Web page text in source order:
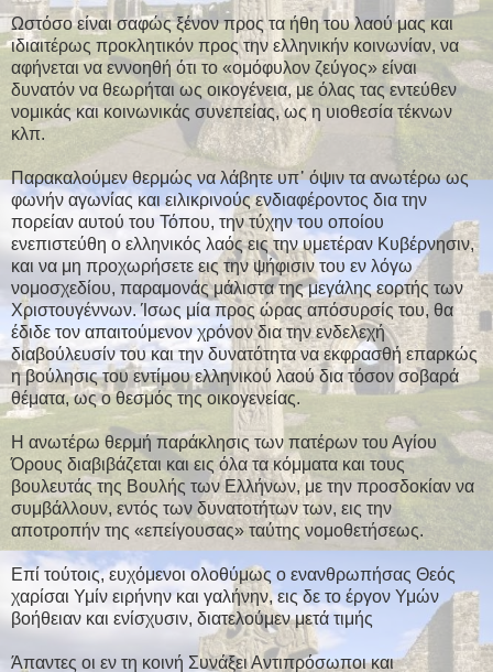
Ωστόσο είναι σαφώς ξένον προς τα ήθη του λαού μας και
ιδιαιτέρως προκλητικόν προς την ελληνικήν κοινωνίαν, να
αφήνεται να εννοηθή ότι το «ομόφυλον ζεύγος» είναι
δυνατόν να θεωρήται ως οικογένεια, με όλας τας εντεύθεν
νομικάς και κοινωνικάς συνεπείας, ως η υιοθεσία τέκνων
κλπ.
Παρακαλούμεν θερμώς να λάβητε υπ᾽ όψιν τα ανωτέρω ως
φωνήν αγωνίας και ειλικρινούς ενδιαφέροντος δια την
πορείαν αυτού του Τόπου, την τύχην του οποίου
ενεπιστεύθη ο ελληνικός λαός εις την υμετέραν Κυβέρνησιν,
και να μη προχωρήσετε εις την ψήφισιν του εν λόγω
νομοσχεδίου, παραμονάς μάλιστα της μεγάλης εορτής των
Χριστουγέννων. Ίσως μία προς ώρας απόσυρσίς του, θα
έδιδε τον απαιτούμενον χρόνον δια την ενδελεχή
διαβούλευσίν του και την δυνατότητα να εκφρασθή επαρκώς
η βούλησις του εντίμου ελληνικού λαού δια τόσον σοβαρά
θέματα, ως ο θεσμός της οικογενείας.
Η ανωτέρω θερμή παράκλησις των πατέρων του Αγίου
Όρους διαβιβάζεται και εις όλα τα κόμματα και τους
βουλευτάς της Βουλής των Ελλήνων, με την προσδοκίαν να
συμβάλλουν, εντός των δυνατοτήτων των, εις την
αποτροπήν της «επείγουσας» ταύτης νομοθετήσεως.
Επί τούτοις, ευχόμενοι ολοθύμως ο ενανθρωπήσας Θεός
χαρίσαι Υμίν ειρήνην και γαλήνην, εις δε το έργον Υμών
βοήθειαν και ενίσχυσιν, διατελούμεν μετά τιμής
Άπαντες οι εν τη κοινή Συνάξει Αντιπρόσωποι και